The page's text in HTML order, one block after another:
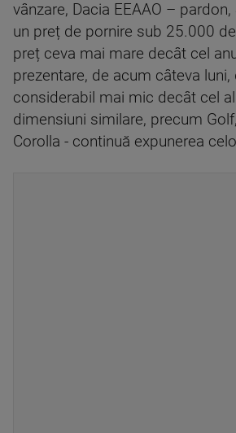
vânzare, Dacia EEAAO –
un preț de pornire sub 25.000
preț ceva mai mare decât cel
prezentare, de acum câteva luni,
considerabil mai mic decât cel
dimensiuni similare, precum
Corolla - continuă expunerea